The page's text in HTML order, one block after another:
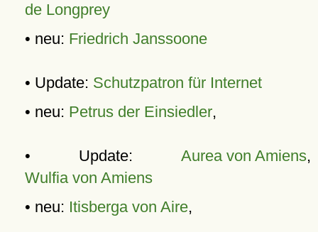
de Longprey
• neu: Friedrich Janssoone
• Update: Schutzpatron für Internet
• neu: Petrus der Einsiedler,
• Update: Aurea von Amiens,
Wulfia von Amiens
• neu: Itisberga von Aire,